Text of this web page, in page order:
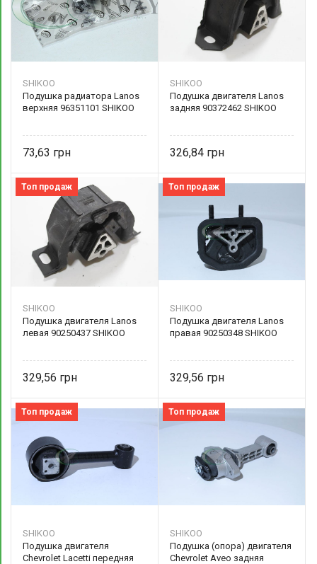
SHIKOO
Подушка радиатора Lanos
верхняя 96351101 SHIKOO
73,63
SHIKOO
Подушка двигателя Lanos
задняя 90372462 SHIKOO
326,84
Топ продаж
SHIKOO
Подушка двигателя Lanos
левая 90250437 SHIKOO
329,56
Топ продаж
SHIKOO
Подушка двигателя Lanos
правая 90250348 SHIKOO
329,56
Топ продаж
SHIKOO
Подушка двигателя
Chevrolet Lacetti передняя
Топ продаж
SHIKOO
Подушка (опора) двигателя
Chevrolet Aveo задняя